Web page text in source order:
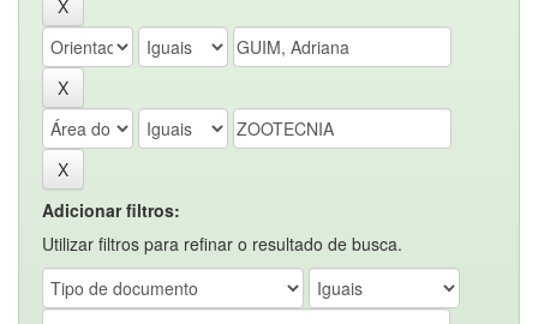
Adicionar filtros:
Utilizar filtros para refinar o resultado de busca.